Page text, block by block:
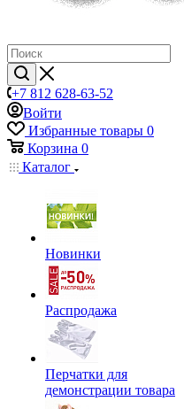
+7 812 628-63-52
Войти
Избранные товары 0
Корзина 0
Каталог
Новинки
Распродажа
Перчатки для
демонстрации товара